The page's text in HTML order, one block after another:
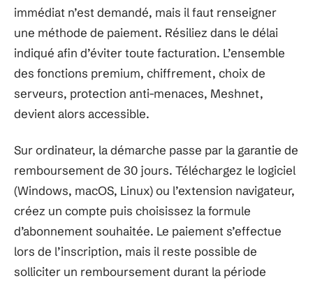
immédiat n’est demandé, mais il faut renseigner
une méthode de paiement. Résiliez dans le délai
indiqué afin d’éviter toute facturation. L’ensemble
des fonctions premium, chiffrement, choix de
serveurs, protection anti-menaces, Meshnet,
devient alors accessible.
Sur ordinateur, la démarche passe par la garantie de
remboursement de 30 jours. Téléchargez le logiciel
(Windows, macOS, Linux) ou l’extension navigateur,
créez un compte puis choisissez la formule
d’abonnement souhaitée. Le paiement s’effectue
lors de l’inscription, mais il reste possible de
solliciter un remboursement durant la période